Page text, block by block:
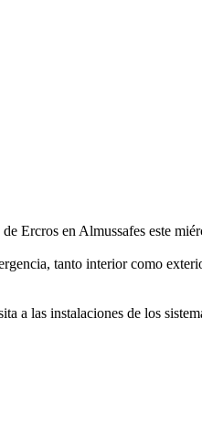
Ercros en Almussafes este
tanto interior como
a las instalaciones de los